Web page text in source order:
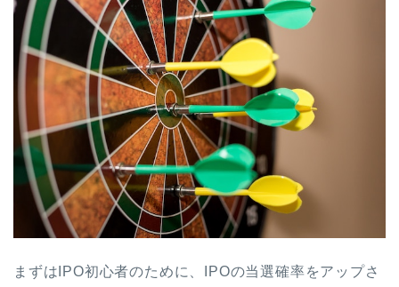
まずはIPO初心者のために、IPOの当選確率をアップさ